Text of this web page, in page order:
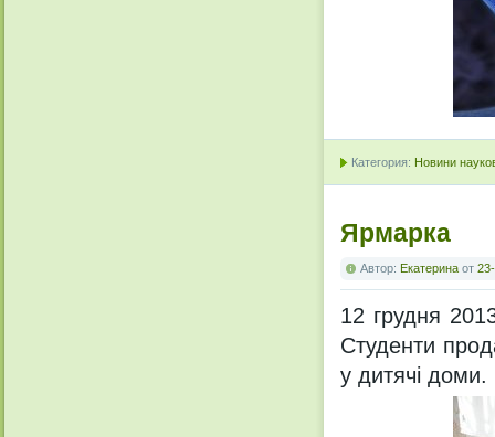
Категория: Новини
Ярмарка
Автор: Екатерина от
12 грудня
Студенти
у дитячі доми.